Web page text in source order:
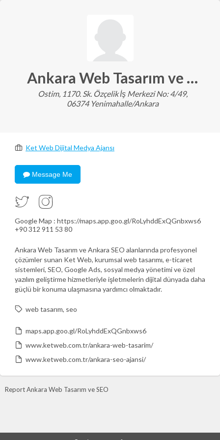
Ankara Web Tasarım ve SEO
Ostim, 1170. Sk. Özçelik İş Merkezi No: 4/49,
06374 Yenimahalle/Ankara
Ket Web Dijital Medya Ajansı
Message Me
Google Map : https://maps.app.goo.gl/RoLyhddExQGnbxws6
+90 312 911 53 80
Ankara Web Tasarım ve Ankara SEO alanlarında profesyonel
çözümler sunan Ket Web, kurumsal web tasarımı, e-ticaret
sistemleri, SEO, Google Ads, sosyal medya yönetimi ve özel
yazılım geliştirme hizmetleriyle işletmelerin dijital dünyada daha
güçlü bir konuma ulaşmasına yardımcı olmaktadır.
web tasarım seo
maps.app.goo.gl/RoLyhddExQGnbxws6
www.ketweb.com.tr/ankara-web-tasarim/
www.ketweb.com.tr/ankara-seo-ajansi/
Report Ankara Web Tasarım ve SEO